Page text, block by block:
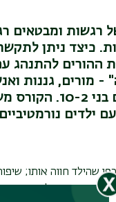
רגשות ומבטאים
כיצד ניתן
ההורים להתנהג
מורים, גננות
המשחקים
ילדים
שהילד חווה אותו;
באמצעות למידה